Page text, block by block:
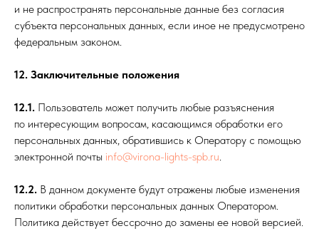
и не распространять персональные данные без согласия
субъекта персональных данных, если иное не предусмотрено
федеральным законом.
12. Заключительные положения
12.1. Пользователь может получить любые разъяснения
по интересующим вопросам, касающимся обработки его
персональных данных, обратившись к Оператору с помощью
электронной почты info@virona-lights-spb.ru
12.2. В данном документе будут отражены любые изменения
политики обработки персональных данных Оператором.
Политика действует бессрочно до замены ее новой версией.